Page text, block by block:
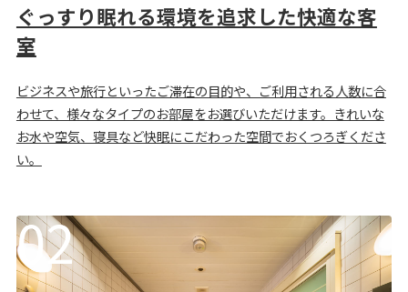
ぐっすり眠れる環境を追求した快適な客
室
ビジネスや旅行といったご滞在の目的や、ご利用される人数に合
わせて、様々なタイプのお部屋をお選びいただけます。きれいな
お水や空気、寝具など快眠にこだわった空間でおくつろぎくださ
い。